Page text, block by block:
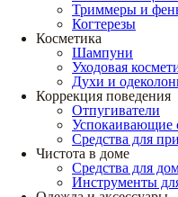
Триммеры и
Когтерезы
Косметика
Шампуни
Уходовая
Духи и
Коррекция поведения
Отпугиватели
Успокаивающие
Средства для
Чистота в доме
Средства для
Инструменты